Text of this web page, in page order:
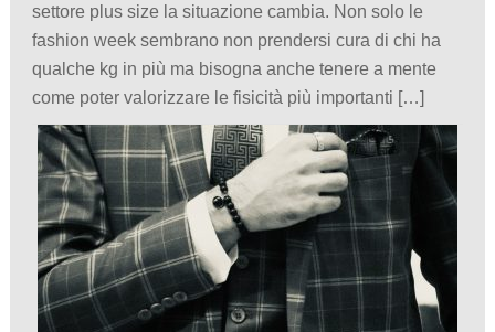
settore plus size la situazione cambia. Non solo le
fashion week sembrano non prendersi cura di chi ha
qualche kg in più ma bisogna anche tenere a mente
come poter valorizzare le fisicità più importanti […]